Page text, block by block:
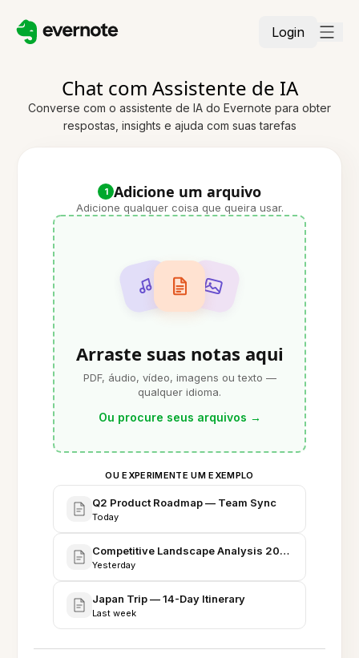
Login
Chat com Assistente de IA
Converse com o assistente de IA do Evernote para obter
respostas, insights e ajuda com suas tarefas
1 Adicione um arquivo
Adicione qualquer coisa que queira usar.
Arraste suas notas aqui
PDF, áudio, vídeo, imagens ou texto —
qualquer idioma.
Ou procure seus arquivos →
OU EXPERIMENTE UM EXEMPLO
Q2 Product Roadmap — Team Sync
Today
Competitive Landscape Analysis 2026
Yesterday
Japan Trip — 14-Day Itinerary
Last week